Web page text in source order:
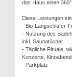
das Haus einen
Diese Leistungen
- Bio-Langschläfer-
- Nutzung des
inkl. Saunatücher
- Tägliche Rituale,
Konzerte,
- Parkplatz